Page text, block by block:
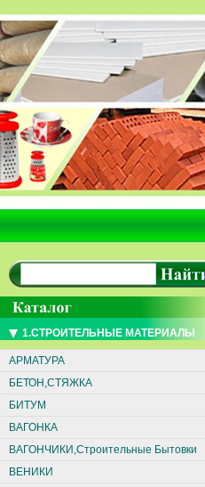
1.СТРОИТЕЛЬНЫЕ МАТЕРИАЛЫ
АРМАТУРА
БЕТОН,СТЯЖКА
БИТУМ
ВАГОНКА
ВАГОНЧИКИ,Строительные Бытовки
ВЕНИКИ